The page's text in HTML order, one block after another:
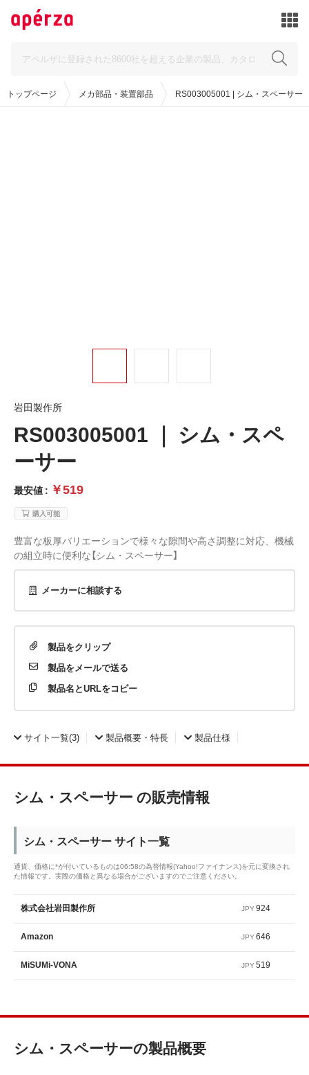
トップページ メカ部品・装置部品 RS003005001 | シム・スペーサー
岩田製作所
RS003005001 ｜ シム・スペ
ーサー
最安値 : ￥519
購入可能
豊富な板厚バリエーションで様々な隙間や高さ調整に対応、機械
の組立時に便利な【シム・スペーサー】
メーカーに相談する
製品をクリップ
製品をメールで送る
製品名とURLをコピー
サイト一覧(3) 製品概要・特長 製品仕様
シム・スペーサー の販売情報
シム・スペーサー サイト一覧
通貨、価格に*が付いているものは06:58の為替情報(Yahoo!ファイナンス)を元に変換され
た情報です。実際の価格と異なる場合がございますのでご注意ください。
株式会社岩田製作所 JPY 924
Amazon JPY 646
MiSUMi-VONA JPY 519
シム・スペーサーの製品概要